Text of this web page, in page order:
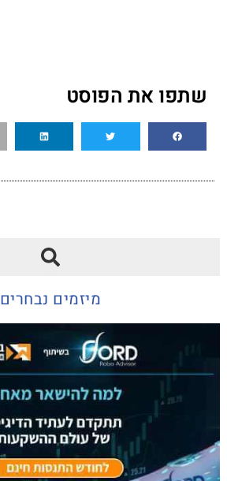
שתפו את הפוסט
מיזמים נבחרים